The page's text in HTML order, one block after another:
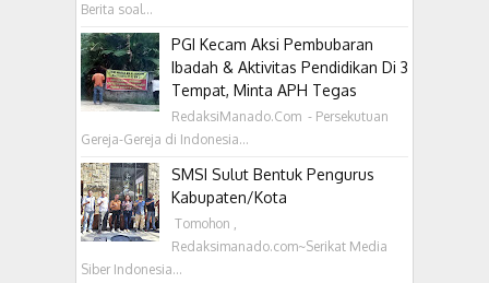
Berita soal...
PGI Kecam Aksi Pembubaran
Ibadah & Aktivitas Pendidikan Di 3
Tempat, Minta APH Tegas
RedaksiManado.Com - Persekutuan
Gereja-Gereja di Indonesia...
SMSI Sulut Bentuk Pengurus
Kabupaten/Kota
‎ Tomohon ,
Redaksimanado.com~Serikat Media
Siber Indonesia...